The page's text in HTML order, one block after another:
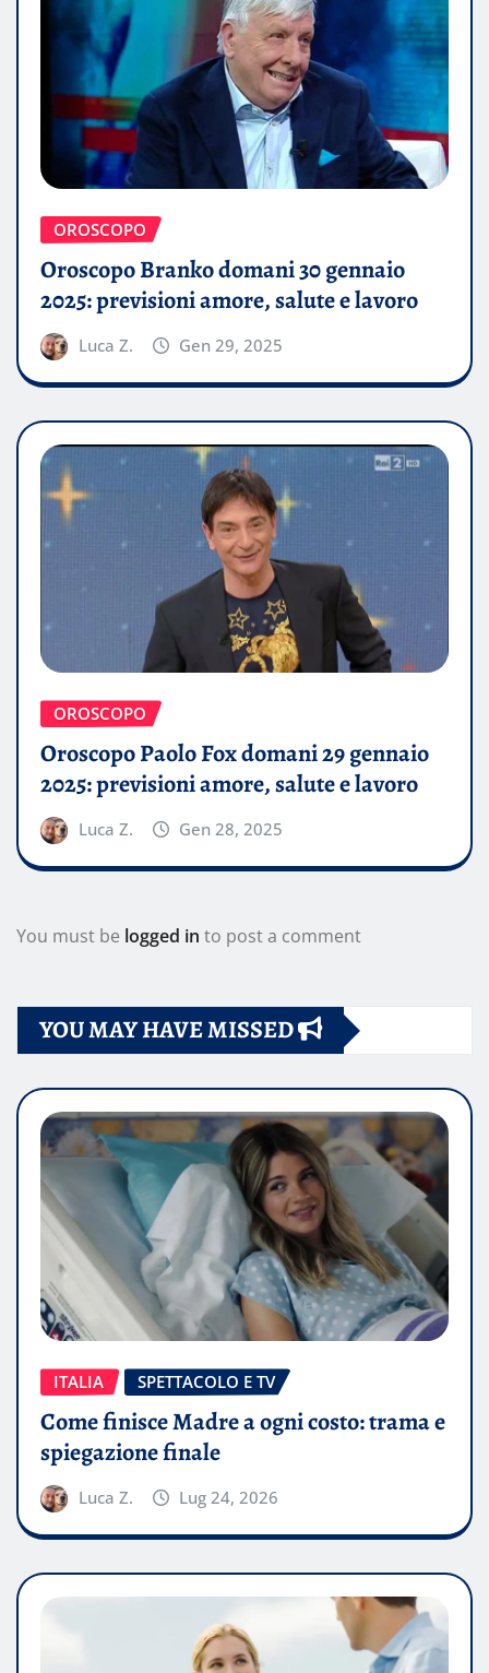
OROSCOPO
Oroscopo Branko domani 30 gennaio
2025: previsioni amore, salute e lavoro
Luca Z. Gen 29, 2025
OROSCOPO
Oroscopo Paolo Fox domani 29 gennaio
2025: previsioni amore, salute e lavoro
Luca Z. Gen 28, 2025
You must be logged in to post a comment
YOU MAY HAVE MISSED
ITALIA SPETTACOLO E TV
Come finisce Madre a ogni costo: trama e
spiegazione finale
Luca Z. Lug 24, 2026